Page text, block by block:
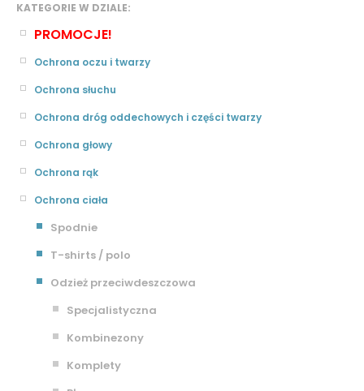
KATEGORIE W DZIALE:
PROMOCJE!
Ochrona oczu i twarzy
Ochrona słuchu
Ochrona dróg oddechowych i części twarzy
Ochrona głowy
Ochrona rąk
Ochrona ciała
Spodnie
T-shirts / polo
Odzież przeciwdeszczowa
Specjalistyczna
Kombinezony
Komplety